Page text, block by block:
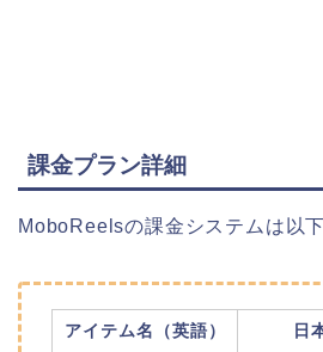
課金プラン詳細
MoboReelsの課金システムは以
アイテム名（英語） 日